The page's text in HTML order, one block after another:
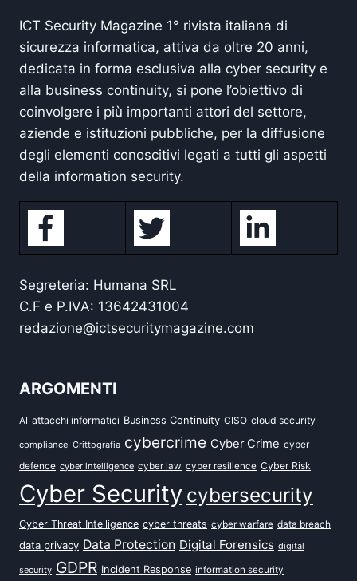
ICT Security Magazine 1° rivista italiana di
sicurezza informatica, attiva da oltre 20 anni,
dedicata in forma esclusiva alla cyber security e
alla business continuity, si pone l’obiettivo di
coinvolgere i più importanti attori del settore,
aziende e istituzioni pubbliche, per la diffusione
degli elementi conoscitivi legati a tutti gli aspetti
della information security.
Segreteria: Humana SRL
C.F e P.IVA: 13642431004
redazione@ictsecuritymagazine.com
ARGOMENTI
AI attacchi informatici Business Continuity CISO cloud security
compliance Crittografia cybercrime Cyber Crime cyber
defence cyber intelligence cyber law cyber resilience Cyber Risk
Cyber Security cybersecurity
Cyber Threat Intelligence cyber threats cyber warfare data breach
data privacy Data Protection Digital Forensics digital
security GDPR Incident Response information security